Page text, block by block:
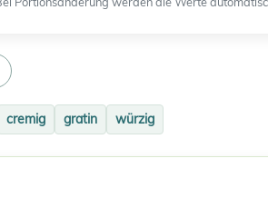
cremig gratin würzig